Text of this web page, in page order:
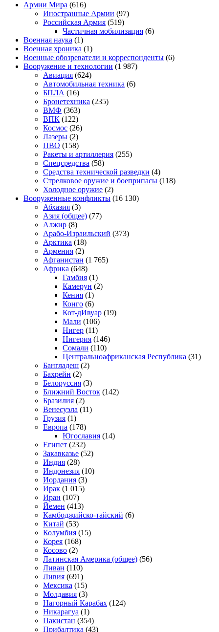
Армии Мира (616)
Иностранные Армии (97)
Российская Армия (519)
Частичная мобилизация (6)
Военная наука (1)
Военная хроника (1)
Военные обозреватели и корреспонденты (6)
Вооружение и технологии (1 987)
Авиация (624)
Автомобильная техника (6)
БПЛА (16)
Бронетехника (235)
ВМФ (363)
ВПК (122)
Космос (26)
Лазеры (2)
ПВО (158)
Ракеты и артиллерия (255)
Спецсредства (58)
Средства технической разведки (4)
Стрелковое оружие и боеприпасы (118)
Холодное оружие (2)
Вооруженные конфликты (16 130)
Абхазия (3)
Азия (общее) (77)
Алжир (8)
Арабо-Израильский (373)
Арктика (18)
Армения (2)
Афганистан (1 765)
Африка (648)
Гамбия (1)
Камерун (2)
Кения (1)
Конго (6)
Кот-дИвуар (19)
Мали (106)
Нигер (11)
Нигерия (146)
Сомали (110)
Центральноафриканская Республика (31)
Бангладеш (2)
Бахрейн (2)
Белоруссия (3)
Ближний Восток (142)
Бразилия (2)
Венесуэла (11)
Грузия (1)
Европа (178)
Югославия (14)
Египет (232)
Закавказье (52)
Индия (28)
Индонезия (10)
Иордания (3)
Ирак (1 015)
Иран (107)
Йемен (413)
Камбоджийско-тайский (6)
Китай (53)
Колумбия (15)
Корея (168)
Косово (2)
Латинская Америка (общее) (56)
Ливан (110)
Ливия (691)
Мексика (15)
Молдавия (3)
Нагорный Карабах (124)
Никарагуа (1)
Пакистан (354)
Прибалтика (43)